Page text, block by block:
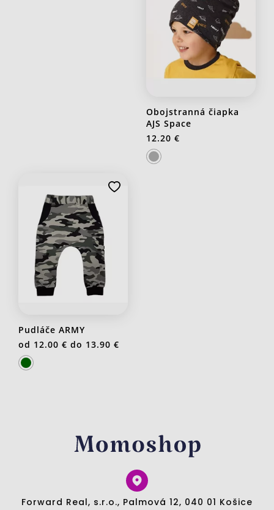
Obojstranná čiapka
AJS Space
12.20 €
Pudláče ARMY
od 12.00 € do 13.90 €
Forward Real, s.r.o., Palmová 12, 040 01 Košice